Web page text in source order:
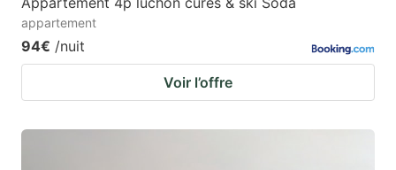
appartement
94€ /nuit
Voir l’offre